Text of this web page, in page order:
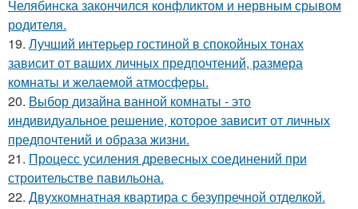
Челябинска закончился конфликтом и нервным срывом
родителя.
19. Лучший интерьер гостиной в спокойных тонах
зависит от ваших личных предпочтений, размера
комнаты и желаемой атмосферы.
20. Выбор дизайна ванной комнаты - это
индивидуальное решение, которое зависит от личных
предпочтений и образа жизни.
21. Процесс усиления древесных соединений при
строительстве павильона.
22. Двухкомнатная квартира с безупречной отделкой.